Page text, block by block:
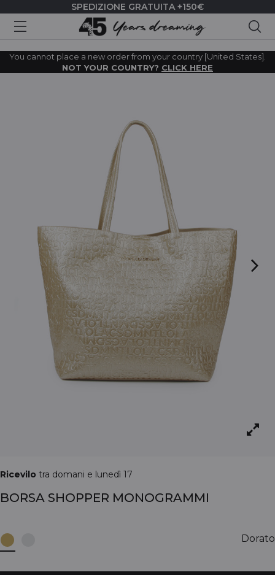
SPEDIZIONE GRATUITA +150€
You cannot place a new order from your country [United States].
NOT YOUR COUNTRY? CLICK HERE
Ricevilo tra domani e lunedì 17
BORSA SHOPPER MONOGRAMMI
Dorato